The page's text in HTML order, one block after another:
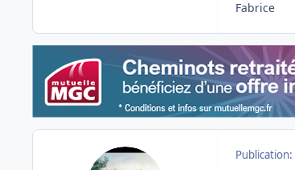
Fabrice
Publication: